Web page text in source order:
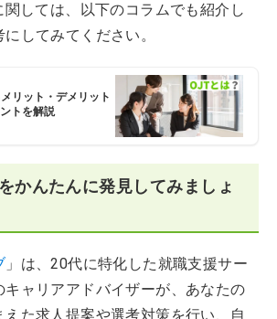
関しては、以下のコラムでも紹介し
してみてください。
リット・デメリット
トを解説
かんたんに発見してみましょ
」は、20代に特化した就職支援サー
キャリアアドバイザーが、あなたの
た求人提案や選考対策を行い、自